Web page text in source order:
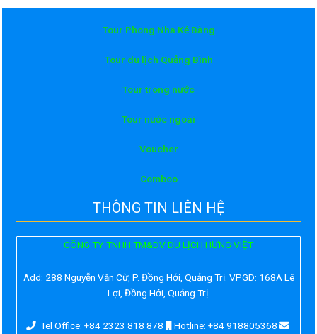
Tour Phong Nha Kẻ Bàng
Tour du lịch Quảng Bình
Tour trong nước
Tour nước ngoài
Voucher
Comboo
THÔNG TIN LIÊN HỆ
CÔNG TY TNHH TM&DV DU LỊCH HƯNG VIỆT
Add: 288 Nguyễn Văn Cừ, P. Đồng Hới, Quảng Trị. VPGD: 168A Lê
Lợi, Đồng Hới, Quảng Trị.
Tel Office: +84 2323 818 878
Hotline: +84 918805368